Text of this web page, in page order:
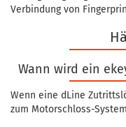
Verbindung von
Wann wird ein
Wenn eine dLine
zum Motorschloss-